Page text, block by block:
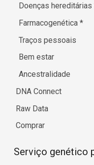
Doenças hereditárias
Farmacogenética*
Traços pessoais
Bem estar
Ancestralidade
DNA Connect
Raw Data
Comprar
Serviço genético